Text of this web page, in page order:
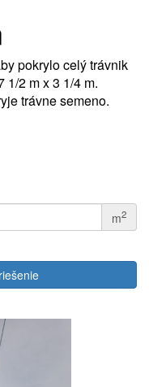
pokrylo celý trávnik
1/2 m x 3 1/4 m.
trávne semeno.
m2